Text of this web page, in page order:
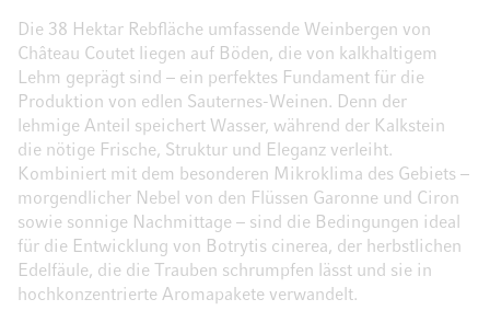
Die 38 Hektar Rebfläche umfassende Weinbergen von
Château Coutet liegen auf Böden, die von kalkhaltigem
Lehm geprägt sind – ein perfektes Fundament für die
Produktion von edlen Sauternes-Weinen. Denn der
lehmige Anteil speichert Wasser, während der Kalkstein
die nötige Frische, Struktur und Eleganz verleiht.
Kombiniert mit dem besonderen Mikroklima des Gebiets –
morgendlicher Nebel von den Flüssen Garonne und Ciron
sowie sonnige Nachmittage – sind die Bedingungen ideal
für die Entwicklung von Botrytis cinerea, der herbstlichen
Edelfäule, die die Trauben schrumpfen lässt und sie in
hochkonzentrierte Aromapakete verwandelt.